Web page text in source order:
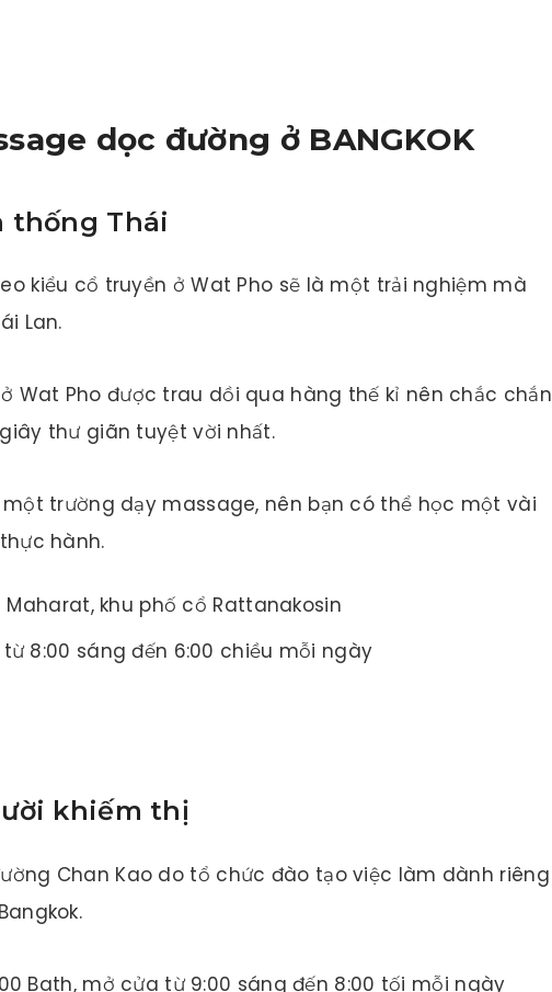
dọc đường ở BANGKOK
thống Thái
kiểu cổ truyền ở Wat Pho sẽ là một trải nghiệm mà
Lan.
Wat Pho được trau dồi qua hàng thế kỉ nên chắc chắn
thư giãn tuyệt vời nhất.
trường dạy massage, nên bạn có thể học một vài
hành.
khu phố cổ Rattanakosin
8:00 sáng đến 6:00 chiều mỗi ngày
khiếm thị
Chan Kao do tổ chức đào tạo việc làm dành riêng
Bath, mở cửa từ 9:00 sáng đến 8:00 tối mỗi ngày